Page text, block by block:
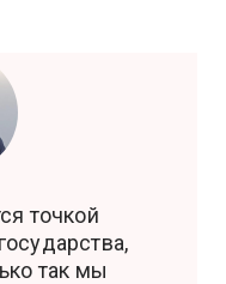
точкой
так мы